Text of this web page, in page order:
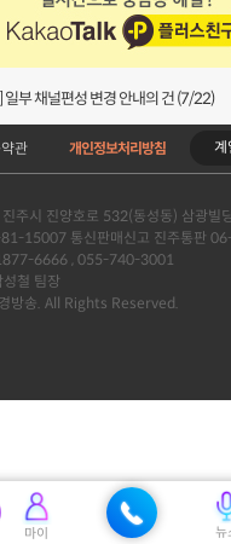
] 청춘초이스 이용금액 변경 안내
일부 채널편성 변경 안내의 건 (7/22)
] 디지털알뜰형 결합 할인요금 조정 안내
정보처리방침 (Ver2.15) 개정의 건 (7/1)
부 채널편성 변경 안내의 건 (7/1)
청춘초이스 이용금액 변경 안내
관 개인정보처리방침 계
주시 진양호로 532(동성동) 삼광빌
15007 통신판매신고 진주통판
6666 , 055-740-3001
철 팀장
송. All Rights Reserved.
마이
뉴